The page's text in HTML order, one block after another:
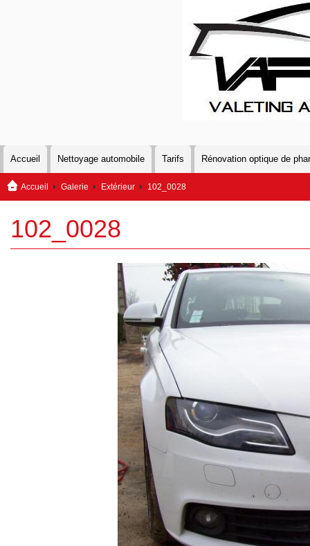
Accueil Nettoyage automobile Tarifs Rénovation optique de
Accueil Galerie Extérieur 102_0028
102_0028